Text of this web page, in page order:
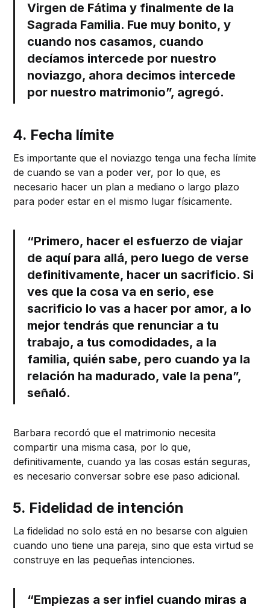
Virgen de Fátima y finalmente de la
Sagrada Familia. Fue muy bonito, y
cuando nos casamos, cuando
decíamos intercede por nuestro
noviazgo, ahora decimos intercede
por nuestro matrimonio”, agregó.
4. Fecha límite
Es importante que el noviazgo tenga una fecha límite
de cuando se van a poder ver, por lo que, es
necesario hacer un plan a mediano o largo plazo
para poder estar en el mismo lugar físicamente.
“Primero, hacer el esfuerzo de viajar
de aquí para allá, pero luego de verse
definitivamente, hacer un sacrificio. Si
ves que la cosa va en serio, ese
sacrificio lo vas a hacer por amor, a lo
mejor tendrás que renunciar a tu
trabajo, a tus comodidades, a la
familia, quién sabe, pero cuando ya la
relación ha madurado, vale la pena”,
señaló.
Barbara recordó que el matrimonio necesita
compartir una misma casa, por lo que,
definitivamente, cuando ya las cosas están seguras,
es necesario conversar sobre ese paso adicional.
5. Fidelidad de intención
La fidelidad no solo está en no besarse con alguien
cuando uno tiene una pareja, sino que esta virtud se
construye en las pequeñas intenciones.
“Empiezas a ser infiel cuando miras a